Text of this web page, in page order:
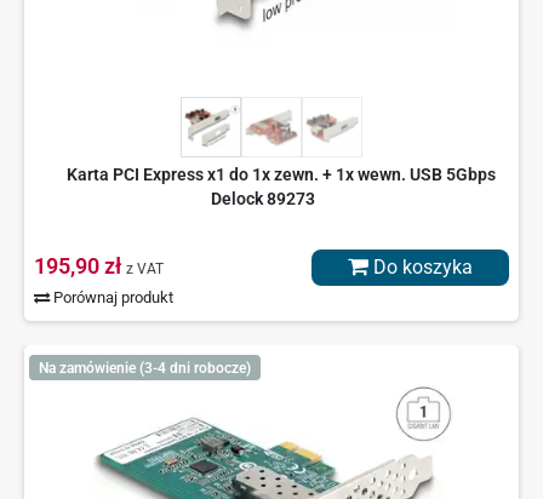
Karta PCI Express x1 do 1x zewn. + 1x wewn. USB 5Gbps
Delock 89273
195,90 zł z VAT
Porównaj produkt
Do koszyka
Na zamówienie (3-4 dni robocze)